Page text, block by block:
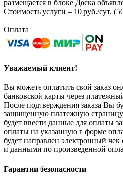
размещается в блоке Доска
Стоимость услуги – 10 руб./сут.
Оплата
Уважаемый клиент!
Вы можете оплатить свой заказ
банковской карты через
После подтверждения заказа Вы
защищенную платежную страницу
будет ввести данные для оплаты
оплаты на указанную в форме
будет направлен электронный чек
и данными по произведенной
Гарантии безопасности